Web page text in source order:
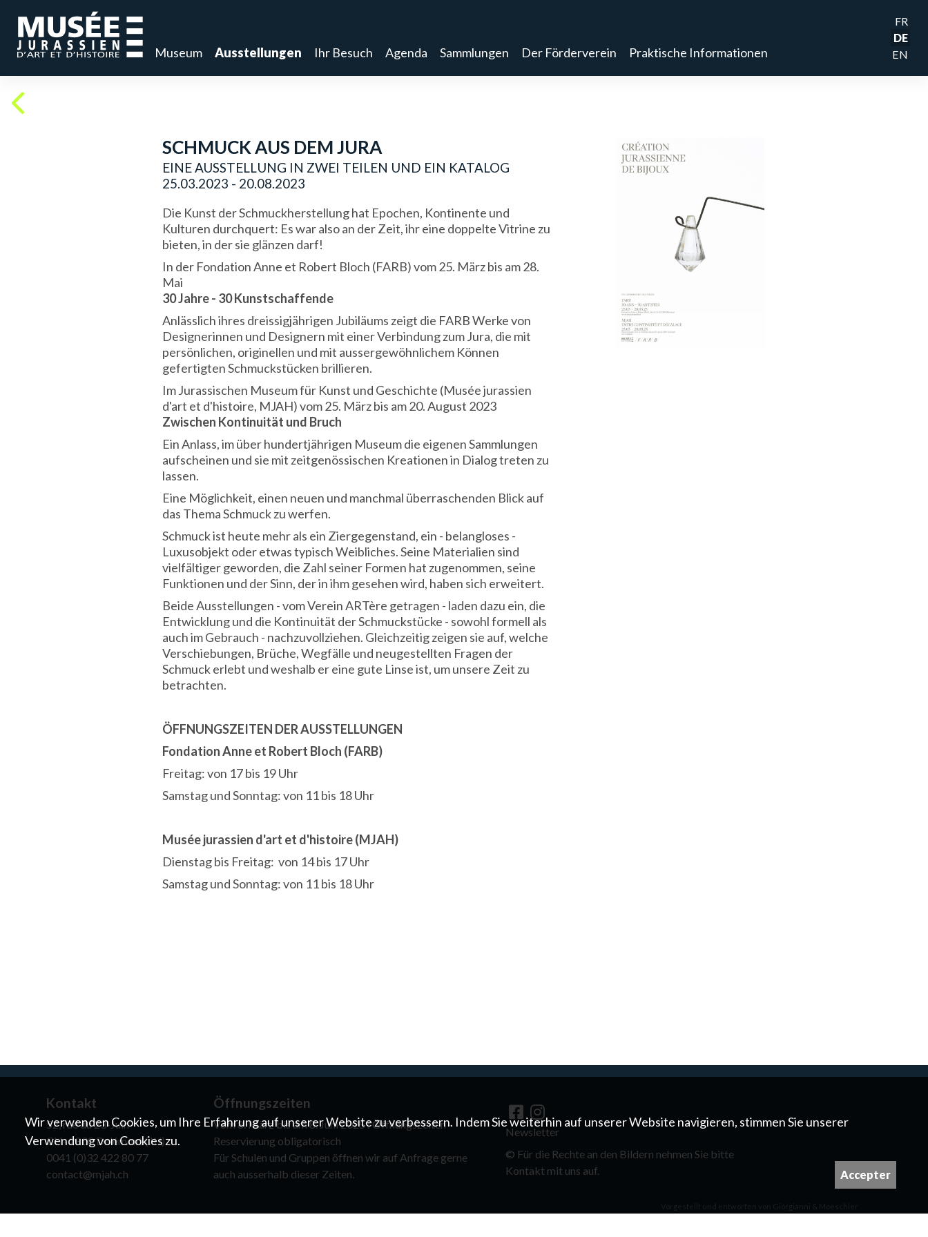
Museum Ausstellungen Ihr Besuch Agenda Sammlungen Der Förderverein Praktische Informationen
FR
DE
EN
SCHMUCK AUS DEM JURA
EINE AUSSTELLUNG IN ZWEI TEILEN UND EIN KATALOG
25.03.2023 - 20.08.2023
Die Kunst der Schmuckherstellung hat Epochen, Kontinente und
Kulturen durchquert: Es war also an der Zeit, ihr eine doppelte Vitrine zu
bieten, in der sie glänzen darf!
In der Fondation Anne et Robert Bloch (FARB) vom 25. März bis am 28.
Mai
30 Jahre - 30 Kunstschaffende
Anlässlich ihres dreissigjährigen Jubiläums zeigt die FARB Werke von
Designerinnen und Designern mit einer Verbindung zum Jura, die mit
persönlichen, originellen und mit aussergewöhnlichem Können
gefertigten Schmuckstücken brillieren.
Im Jurassischen Museum für Kunst und Geschichte (Musée jurassien
d'art et d'histoire, MJAH) vom 25. März bis am 20. August 2023
Zwischen Kontinuität und Bruch
Ein Anlass, im über hundertjährigen Museum die eigenen Sammlungen
aufscheinen und sie mit zeitgenössischen Kreationen in Dialog treten zu
lassen.
Eine Möglichkeit, einen neuen und manchmal überraschenden Blick auf
das Thema Schmuck zu werfen.
Schmuck ist heute mehr als ein Ziergegenstand, ein - belangloses -
Luxusobjekt oder etwas typisch Weibliches. Seine Materialien sind
vielfältiger geworden, die Zahl seiner Formen hat zugenommen, seine
Funktionen und der Sinn, der in ihm gesehen wird, haben sich erweitert.
Beide Ausstellungen - vom Verein ARTère getragen - laden dazu ein, die
Entwicklung und die Kontinuität der Schmuckstücke - sowohl formell als
auch im Gebrauch - nachzuvollziehen. Gleichzeitig zeigen sie auf, welche
Verschiebungen, Brüche, Wegfälle und neugestellten Fragen der
Schmuck erlebt und weshalb er eine gute Linse ist, um unsere Zeit zu
betrachten.
ÖFFNUNGSZEITEN DER AUSSTELLUNGEN
Fondation Anne et Robert Bloch (FARB)
Freitag: von 17 bis 19 Uhr
Samstag und Sonntag: von 11 bis 18 Uhr
Musée jurassien d'art et d'histoire (MJAH)
Dienstag bis Freitag: von 14 bis 17 Uhr
Samstag und Sonntag: von 11 bis 18 Uhr
Kontakt
52, rue du 23-Juin
CH- 2800 Delémont (JU)
0041 (0)32 422 80 77
contact@mjah.ch
Öffnungszeiten
Vom 8. März bis am 8. Juni 2025 : Öffnungszeiten -
Reservierung obligatorisch
Für Schulen und Gruppen öffnen wir auf Anfrage gerne
auch ausserhalb dieser Zeiten.
Newsletter
© Für die Rechte an den Bildern nehmen Sie bitte
Kontakt mit uns auf.
Giorgianni & Moeschler
Wir verwenden Cookies, um Ihre Erfahrung auf unserer Website zu verbessern. Indem Sie weiterhin auf unserer Website navigieren, stimmen Sie unserer
Verwendung von Cookies zu.
Accepter